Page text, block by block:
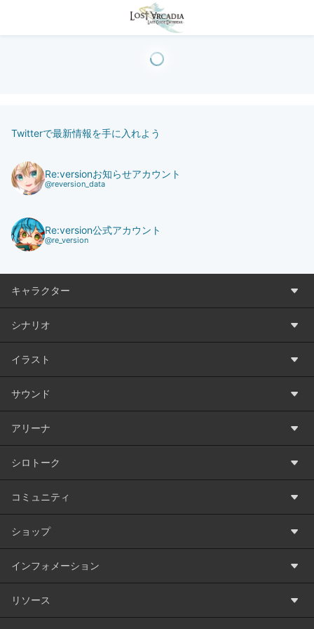
Twitterで最新情報を手に入れよう
Re:versionお知らせアカウント
@reversion_data
Re:version公式アカウント
@re_version
キャラクター
シナリオ
イラスト
サウンド
アリーナ
シロトーク
コミュニティ
ショップ
インフォメーション
リソース